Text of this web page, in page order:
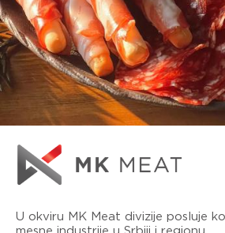
U okviru MK Meat divizije posluje